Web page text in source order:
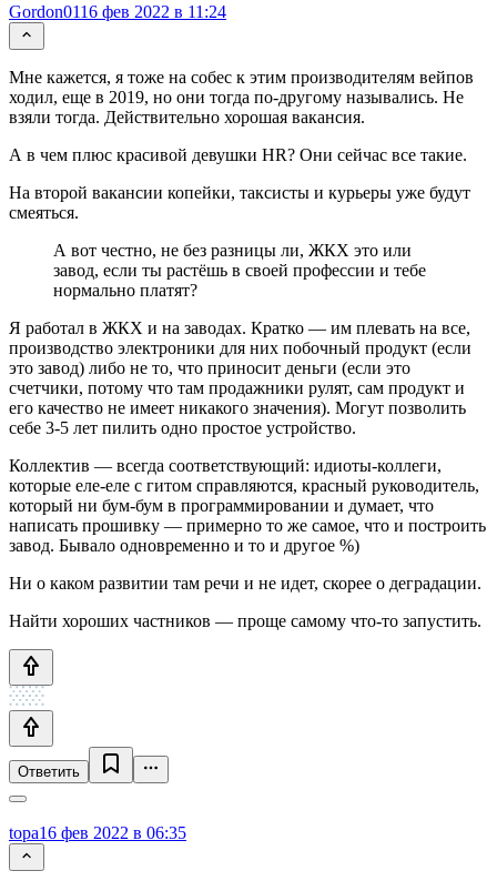
Gordon0116 фев 2022 в 11:24
Мне кажется, я тоже на собес к этим производителям вейпов
ходил, еще в 2019, но они тогда по-другому назывались. Не
взяли тогда. Действительно хорошая вакансия.
А в чем плюс красивой девушки HR? Они сейчас все такие.
На второй вакансии копейки, таксисты и курьеры уже будут
смеяться.
А вот честно, не без разницы ли, ЖКХ это или
завод, если ты растёшь в своей профессии и тебе
нормально платят?
Я работал в ЖКХ и на заводах. Кратко — им плевать на все,
производство электроники для них побочный продукт (если
это завод) либо не то, что приносит деньги (если это
счетчики, потому что там продажники рулят, сам продукт и
его качество не имеет никакого значения). Могут позволить
себе 3-5 лет пилить одно простое устройство.
Коллектив — всегда соответствующий: идиоты-коллеги,
которые еле-еле с гитом справляются, красный руководитель,
который ни бум-бум в программировании и думает, что
написать прошивку — примерно то же самое, что и построить
завод. Бывало одновременно и то и другое %)
Ни о каком развитии там речи и не идет, скорее о деградации.
Найти хороших частников — проще самому что-то запустить.
Ответить
topa16 фев 2022 в 06:35